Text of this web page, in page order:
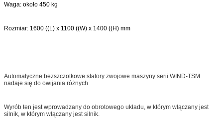
Waga: około 450 kg
Rozmiar: 1600 ((L) x 1100 ((W) x 1400 ((H) mm
Automatyczne bezszczotkowe statory zwojowe maszyny serii WIND-TSM
nadaje się do owijania różnych
Wyrób ten jest wprowadzany do obrotowego układu, w którym włączany jest
silnik, w którym włączany jest silnik.